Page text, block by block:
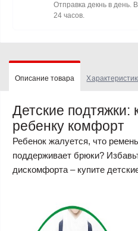
Отправка декнь в день.
24 часов.
Описание товара
Детские подтяжки:
ребенку комфорт
Ребенок жалуется, что
поддерживает брюки?
дискомфорта – купите